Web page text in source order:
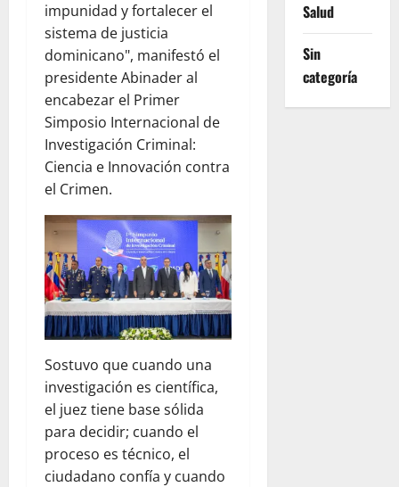
impunidad y fortalecer el
sistema de justicia
dominicano", manifestó el
presidente Abinader al
encabezar el Primer
Simposio Internacional de
Investigación Criminal:
Ciencia e Innovación contra
el Crimen.
Sostuvo que cuando una
investigación es científica,
el juez tiene base sólida
para decidir; cuando el
proceso es técnico, el
ciudadano confía y cuando
Salud
Sin
categoría